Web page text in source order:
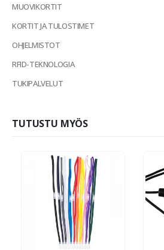
MUOVIKORTIT
KORTIT JA TULOSTIMET
OHJELMISTOT
RFID-TEKNOLOGIA
TUKIPALVELUT
TUTUSTU MYÖS